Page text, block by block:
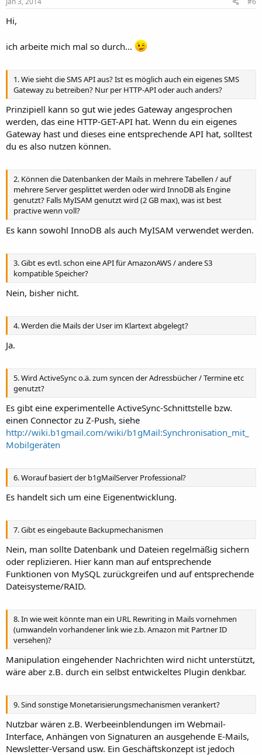
Hi,
ich arbeite mich mal so durch...
1. Wie sieht die SMS API aus? Ist es möglich auch ein eigenes SMS
Gateway zu betreiben? Nur per HTTP-API oder auch anders?
Prinzipiell kann so gut wie jedes Gateway angesprochen
werden, das eine HTTP-GET-API hat. Wenn du ein eigenes
Gateway hast und dieses eine entsprechende API hat, solltest
du es also nutzen können.
2. Können die Datenbanken der Mails in mehrere Tabellen / auf
mehrere Server gesplittet werden oder wird InnoDB als Engine
genutzt? Falls MyISAM genutzt wird (2 GB max), was ist best
practive wenn voll?
Es kann sowohl InnoDB als auch MyISAM verwendet werden.
3. Gibt es evtl. schon eine API für AmazonAWS / andere S3
kompatible Speicher?
Nein, bisher nicht.
4. Werden die Mails der User im Klartext abgelegt?
Ja.
5. Wird ActiveSync o.ä. zum syncen der Adressbücher / Termine etc
genutzt?
Es gibt eine experimentelle ActiveSync-Schnittstelle bzw.
einen Connector zu Z-Push, siehe
http://wiki.b1gmail.com/wiki/b1gMail:Synchronisation_mit_
Mobilgeräten
6. Worauf basiert der b1gMailServer Professional?
Es handelt sich um eine Eigenentwicklung.
7. Gibt es eingebaute Backupmechanismen
Nein, man sollte Datenbank und Dateien regelmäßig sichern
oder replizieren. Hier kann man auf entsprechende
Funktionen von MySQL zurückgreifen und auf entsprechende
Dateisysteme/RAID.
8. In wie weit könnte man ein URL Rewriting in Mails vornehmen
(umwandeln vorhandener link wie z.b. Amazon mit Partner ID
versehen)?
Manipulation eingehender Nachrichten wird nicht unterstützt,
wäre aber z.B. durch ein selbst entwickeltes Plugin denkbar.
9. Sind sonstige Monetarisierungsmechanismen verankert?
Nutzbar wären z.B. Werbeeinblendungen im Webmail-
Interface, Anhängen von Signaturen an ausgehende E-Mails,
Newsletter-Versand usw. Ein Geschäftskonzept ist jedoch